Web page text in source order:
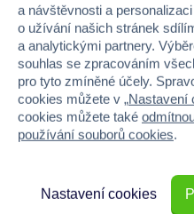
Věk od
Pohlaví
Materiál
Šířka
a návštěvnosti a
o užívání našich stránek
a analytickými partnery.
souhlas se zpracováním
pro tyto zmíněné účely.
cookies můžete v „Nastavení
cookies můžete také
používání souborů cookies.
Nastavení cookies